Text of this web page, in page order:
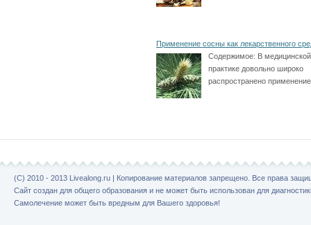
Применение сосны как лекарственного
Содержимое: В медицинской
практике довольно широко
распространено
(C) 2010 - 2013 Livealong.ru | Копирование материалов запрещено. Все права
Сайт создан для общего образования и не может быть использован для
Самолечение может быть вредным для Вашего здоровья!